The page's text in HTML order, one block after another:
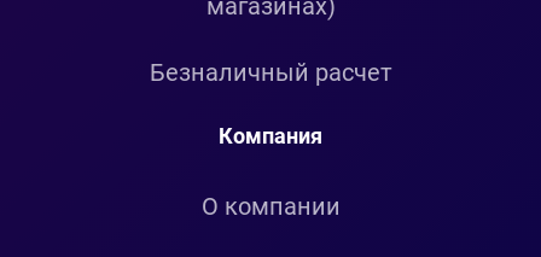
магазинах)
Безналичный расчет
Компания
О компании